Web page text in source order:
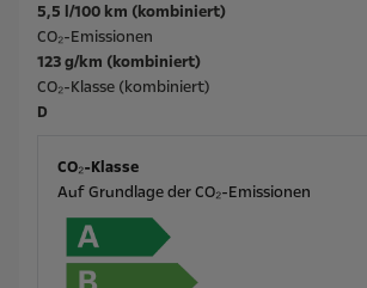
5,5 l/100 km (kombiniert)
CO₂-Emissionen
123 g/km (kombiniert)
CO₂-Klasse (kombiniert)
D
CO₂-Klasse
Auf Grundlage der CO₂-Emissionen